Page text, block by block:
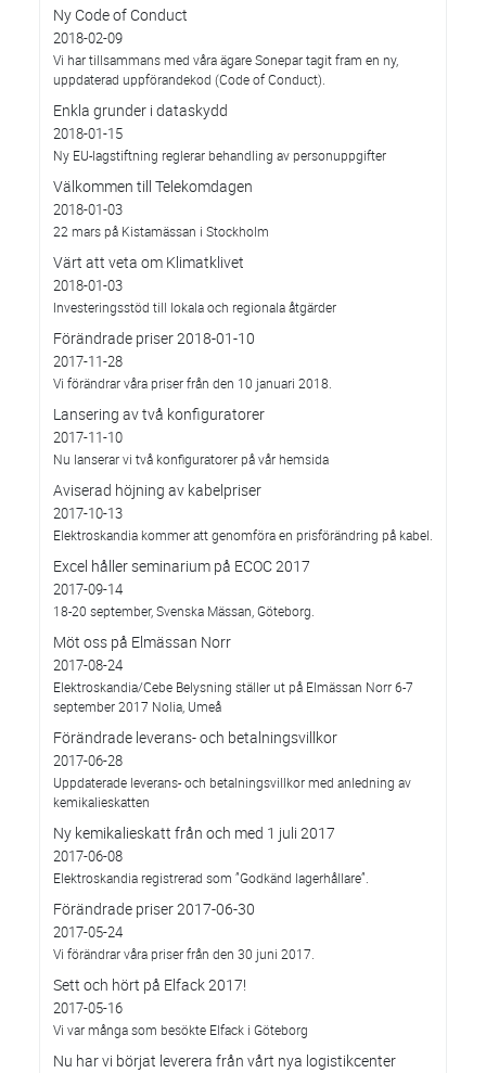
Ny Code of Conduct
2018-02-09
Vi har tillsammans med våra ägare Sonepar tagit fram en ny,
uppdaterad uppförandekod (Code of Conduct).
Enkla grunder i dataskydd
2018-01-15
Ny EU-lagstiftning reglerar behandling av personuppgifter
Välkommen till Telekomdagen
2018-01-03
22 mars på Kistamässan i Stockholm
Värt att veta om Klimatklivet
2018-01-03
Investeringsstöd till lokala och regionala åtgärder
Förändrade priser 2018-01-10
2017-11-28
Vi förändrar våra priser från den 10 januari 2018.
Lansering av två konfiguratorer
2017-11-10
Nu lanserar vi två konfiguratorer på vår hemsida
Aviserad höjning av kabelpriser
2017-10-13
Elektroskandia kommer att genomföra en prisförändring på kabel.
Excel håller seminarium på ECOC 2017
2017-09-14
18-20 september, Svenska Mässan, Göteborg.
Möt oss på Elmässan Norr
2017-08-24
Elektroskandia/Cebe Belysning ställer ut på Elmässan Norr 6-7
september 2017 Nolia, Umeå
Förändrade leverans- och betalningsvillkor
2017-06-28
Uppdaterade leverans- och betalningsvillkor med anledning av
kemikalieskatten
Ny kemikalieskatt från och med 1 juli 2017
2017-06-08
Elektroskandia registrerad som ”Godkänd lagerhållare”.
Förändrade priser 2017-06-30
2017-05-24
Vi förändrar våra priser från den 30 juni 2017.
Sett och hört på Elfack 2017!
2017-05-16
Vi var många som besökte Elfack i Göteborg
Nu har vi börjat leverera från vårt nya logistikcenter